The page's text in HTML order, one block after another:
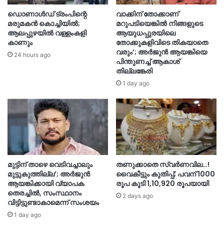
ഡൊണാൾഡ് ട്രംപിന്റെ
മരുമകൻ കൊച്ചിയിൽ;
ആലപ്പുഴയിൽ വള്ളംകളി
കാണും
24 hours ago
വാക്കിന് തോക്കാണ്
മറുപടിയെങ്കില്‍ നിങ്ങളുടെ
ആയുധപ്പുരയിലെ
തോക്കുകളിവിടെ തികയാതെ
വരും’; അര്‍ജുന്‍ ആയങ്കിയെ
പിന്തുണച്ച് ആകാശ്
തില്ലങ്കേരി
1 day ago
മുട്ടിന് താഴെ വെടിവച്ചാലും
മുട്ടുകുത്തില്ല’; അർജുൻ
ആയങ്കിക്കായി വ്യാപക
തെരച്ചിൽ, സംസ്ഥാനം
വിട്ടിട്ടുണ്ടാകാമെന്ന് സംശയം
1 day ago
തണുക്കാതെ സ്വർണവില…!
വൈകീട്ടും കുതിപ്പ്; പവന് 1000
രൂപ കൂടി 1,10,920 രൂപയായി
2 days ago